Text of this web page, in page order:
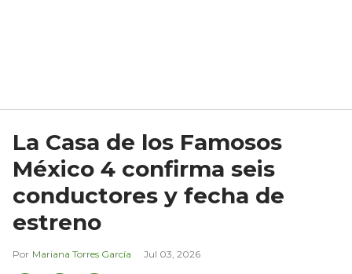
La Casa de los Famosos
México 4 confirma seis
conductores y fecha de
estreno
Mariana Torres García Jul 03, 2026